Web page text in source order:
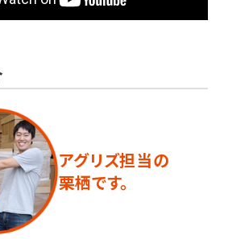
アグリズ担当の
栗栖です。